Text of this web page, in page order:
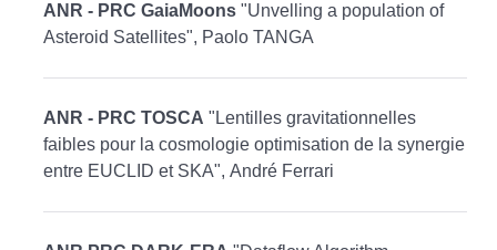
ANR - PRC GaiaMoons "Unvelling a population of
Asteroid Satellites", Paolo TANGA
ANR - PRC TOSCA "Lentilles gravitationnelles
faibles pour la cosmologie optimisation de la synergie
entre EUCLID et SKA", André Ferrari